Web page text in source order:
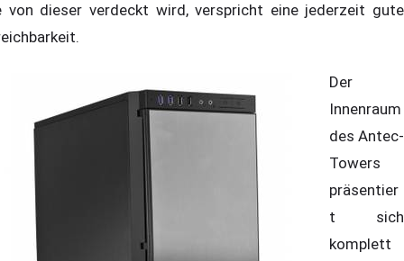
von dieser verdeckt wird, verspricht eine jederzeit gute
Der
Innenraum
des Antec-
Towers
präsentier
t sich
komplett